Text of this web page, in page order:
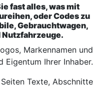
fast alles, was mit
oder Codes zu
Gebrauchtwagen,
Markennamen und
Eigentum Ihrer Inhaber.
Texte, Abschnitte